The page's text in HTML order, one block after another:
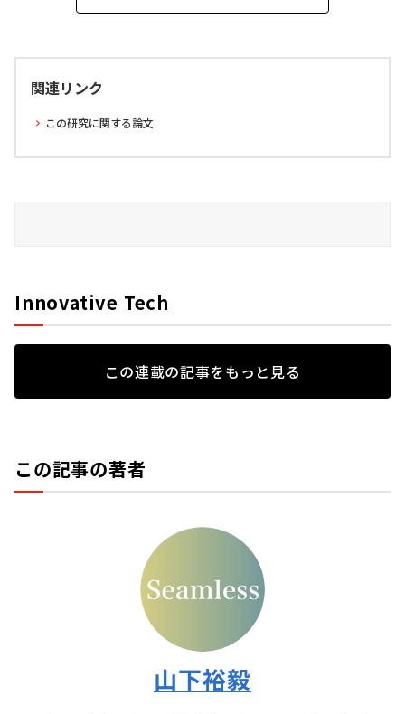
関連リンク
この研究に関する論文
Innovative Tech
この連載の記事をもっと見る
この記事の著者
山下裕毅